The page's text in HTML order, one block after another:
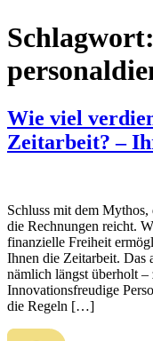
Schlagwort:
Wie viel
Zeitarbeit? –
Schluss mit dem Mythos,
die Rechnungen reicht.
finanzielle Freiheit
Ihnen die Zeitarbeit. Das
nämlich längst überholt
Innovationsfreudige
die Regeln […]